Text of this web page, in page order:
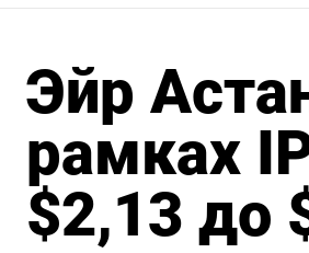
Эйр
рамках
$2,13 до